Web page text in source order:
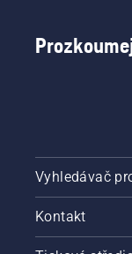
vaší pily
funguje
Spusťte
řetězovou
pilu
a zkontrolujte,
brzda
Vyhledávač
Kontakt